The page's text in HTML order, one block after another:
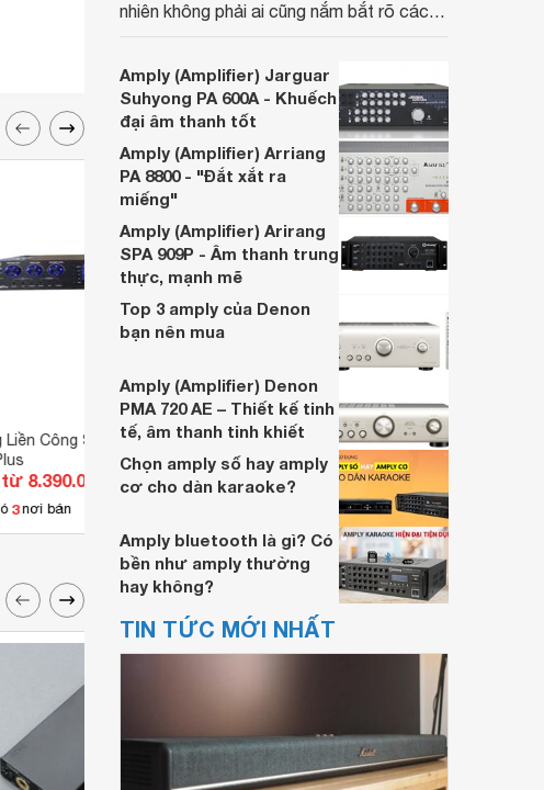
Liền Công Suất CAF AX-
8.390.000 đ
3 nơi bán
Amply - Amplifier karaoke AV Bik
BJ-A88
Giá từ 9.667.900 đ
nhiên không phải ai cũng nắm bắt rõ các
chúng tôi sưu tầm được bạn có thể tham
khảo.
Amply (Amplifier) Jarguar
Suhyong PA 600A - Khuếch
đại âm thanh tốt
Amply (Amplifier) Arriang
PA 8800 - "Đắt xắt ra
miếng"
Amply (Amplifier) Arirang
SPA 909P - Âm thanh trung
thực, mạnh mẽ
Top 3 amply của Denon
bạn nên mua
Amply (Amplifier) Denon
PMA 720 AE – Thiết kế tinh
tế, âm thanh tinh khiết
Chọn amply số hay amply
cơ cho dàn karaoke?
Amply bluetooth là gì? Có
bền như amply thường
hay không?
TIN TỨC MỚI NHẤT